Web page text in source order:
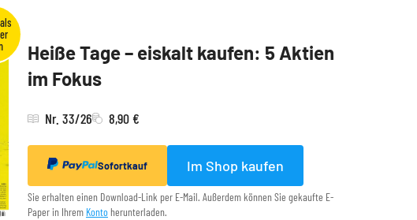
Heiße Tage – eiskalt kaufen: 5 Aktien
im Fokus
Nr. 33/26 8,90 €
Sofortkauf Im Shop kaufen
Sie erhalten einen Download-Link per E-Mail. Außerdem können Sie gekaufte E-
Paper in Ihrem Konto herunterladen.